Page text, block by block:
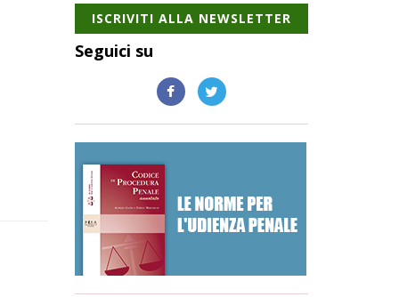
ISCRIVITI ALLA NEWSLETTER
Seguici su